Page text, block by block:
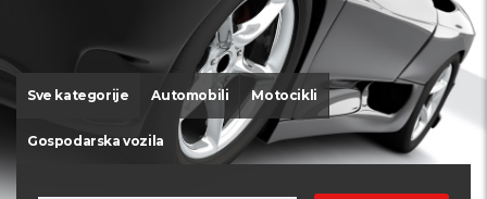
Sve kategorije Automobili Motocikli
Gospodarska vozila